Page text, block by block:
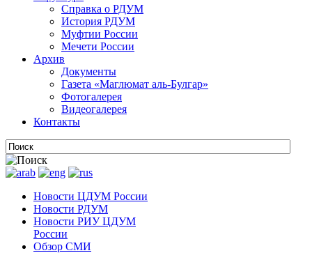
Справка о РДУМ
История РДУМ
Муфтии России
Мечети России
Архив
Документы
Газета «Маглюмат аль-Булгар»
Фотогалерея
Видеогалерея
Контакты
Новости ЦДУМ России
Новости РДУМ
Новости РИУ ЦДУМ
России
Обзор СМИ